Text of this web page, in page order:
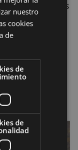
investigaciones
combinar 2
tazas de agua,
y dejarla
de filtrarla para
nuestro
cookies
de
de
de